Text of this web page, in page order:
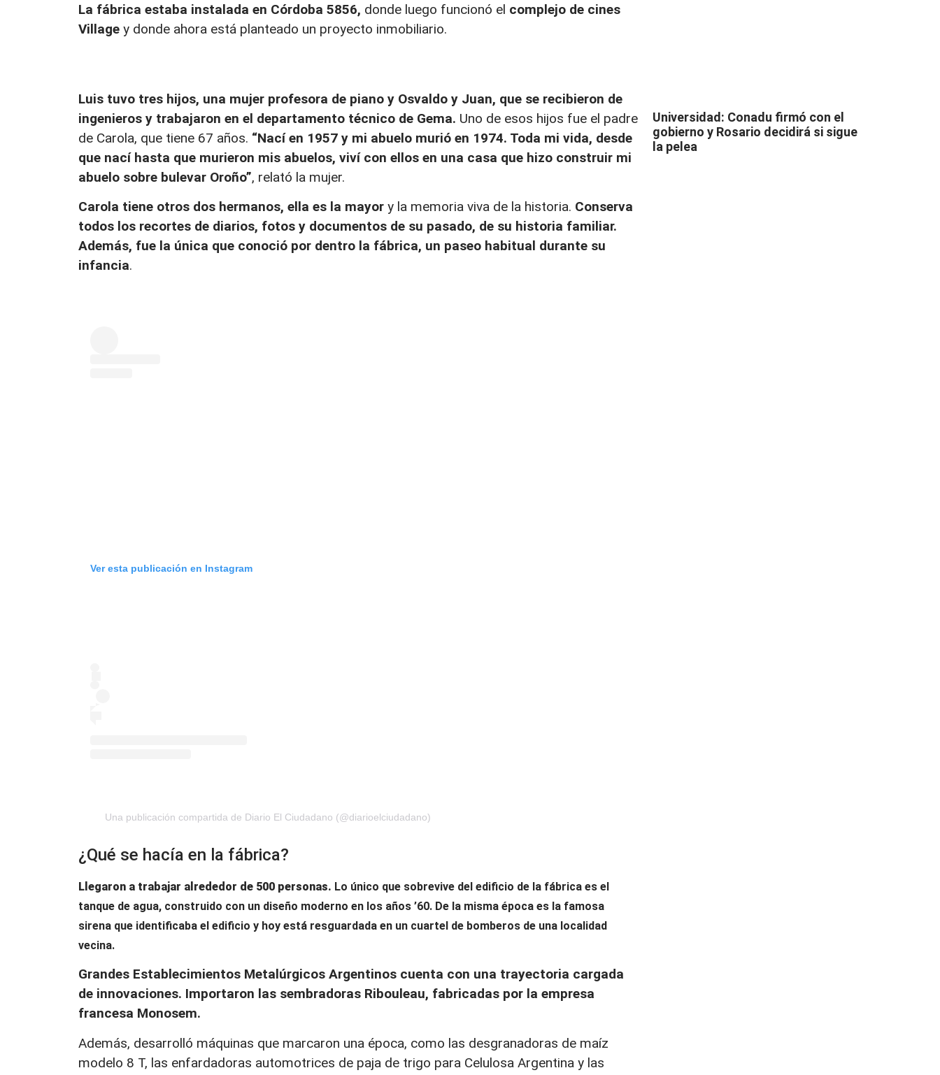
La fábrica estaba instalada en Córdoba 5856, donde luego funcionó el complejo de cines
Village y donde ahora está planteado un proyecto inmobiliario.
Luis tuvo tres hijos, una mujer profesora de piano y Osvaldo y Juan, que se recibieron de
ingenieros y trabajaron en el departamento técnico de Gema. Uno de esos hijos fue el padre
de Carola, que tiene 67 años. “Nací en 1957 y mi abuelo murió en 1974. Toda mi vida, desde
que nací hasta que murieron mis abuelos, viví con ellos en una casa que hizo construir mi
abuelo sobre bulevar Oroño”, relató la mujer.
Carola tiene otros dos hermanos, ella es la mayor y la memoria viva de la historia. Conserva
todos los recortes de diarios, fotos y documentos de su pasado, de su historia familiar.
Además, fue la única que conoció por dentro la fábrica, un paseo habitual durante su
infancia.
Ver esta publicación en Instagram
Una publicación compartida de Diario El Ciudadano (@diarioelciudadano)
¿Qué se hacía en la fábrica?
Llegaron a trabajar alrededor de 500 personas. Lo único que sobrevive del edificio de la fábrica es el
tanque de agua, construido con un diseño moderno en los años ’60. De la misma época es la famosa
sirena que identificaba el edificio y hoy está resguardada en un cuartel de bomberos de una localidad
vecina.
Grandes Establecimientos Metalúrgicos Argentinos cuenta con una trayectoria cargada
de innovaciones. Importaron las sembradoras Ribouleau, fabricadas por la empresa
francesa Monosem.
Además, desarrolló máquinas que marcaron una época, como las desgranadoras de maíz
modelo 8 T, las enfardadoras automotrices de paja de trigo para Celulosa Argentina y las
Universidad: Conadu firmó con el
gobierno y Rosario decidirá si sigue
la pelea